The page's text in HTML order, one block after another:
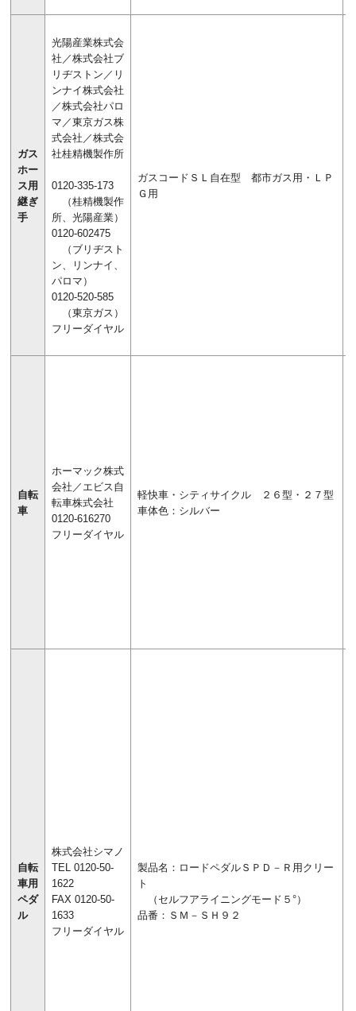
ガス
ホー
ス用
継ぎ
手
光陽産業株式会
社／株式会社ブ
リヂストン／リ
ンナイ株式会社
／株式会社パロ
マ／東京ガス株
式会社／株式会
社桂精機製作所
0120-335-173
（桂精機製作
所、光陽産業）
0120-602475
（ブリヂスト
ン、リンナイ、
パロマ）
0120-520-585
（東京ガス）
フリーダイヤル
ガスコードＳＬ自在型 都市ガス用・ＬＰ
Ｇ用
自転
車
ホーマック株式
会社／エビス自
転車株式会社
0120-616270
フリーダイヤル
軽快車・シティサイクル ２６型・２７型
車体色：シルバー
自転
車用
ペダ
ル
株式会社シマノ
TEL 0120-50-
1622
FAX 0120-50-
1633
フリーダイヤル
製品名：ロードペダルＳＰＤ－Ｒ用クリー
ト
（セルフアライニングモード５°）
品番：ＳＭ－ＳＨ９２